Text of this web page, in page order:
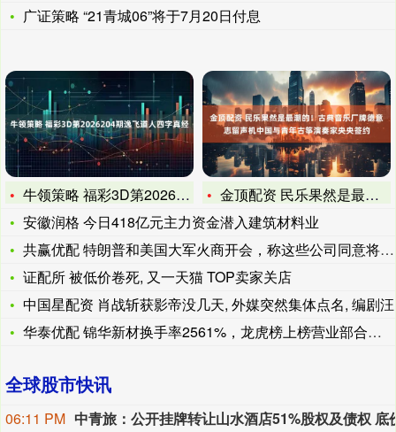
广证策略 “21青城06”将于7月20日付息
牛领策略 福彩3D第2026204期逸飞道人四字真经
金顶配资 民乐果然是最潮的！古典音乐厂牌德意志留声机中国与青
安徽润格 今日418亿元主力资金潜入建筑材料业
共赢优配 特朗普和美国大军火商开会，称这些公司同意将“精良级
证配所 被低价卷死, 又一天猫 TOP卖家关店
中国星配资 肖战斩获影帝没几天, 外媒突然集体点名, 编剧汪
华泰优配 锦华新材换手率2561%，龙虎榜上榜营业部合计净卖
全球股市快讯
06:11 PM